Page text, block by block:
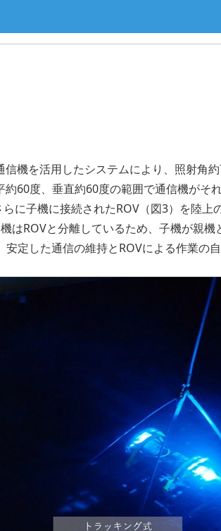
機を活用したシステムにより、照射角
60度、垂直約60度の範囲で通信機がそ
に子機に接続されたROV（図3）を陸上
はROVと分離しているため、子機が親
定した通信の維持とROVによる作業の自